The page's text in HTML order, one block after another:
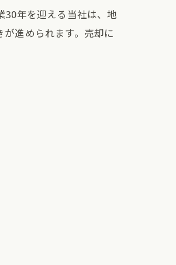
30年を迎える当社は、地
進められます。売却に